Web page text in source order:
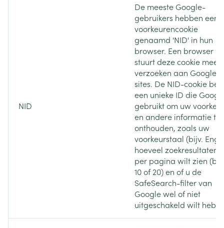
NID
De meeste Google-
gebruikers hebben een
voorkeurencookie
genaamd 'NID' in hun
browser. Een browser
stuurt deze cookie mee
verzoeken aan Google-
sites. De NID-cookie
een unieke ID die
gebruikt om uw
en andere informatie te
onthouden, zoals uw
voorkeurstaal (bijv.
hoeveel zoekresultaten u
per pagina wilt zien
10 of 20) en of u de
SafeSearch-filter van
Google wel of niet
uitgeschakeld wilt